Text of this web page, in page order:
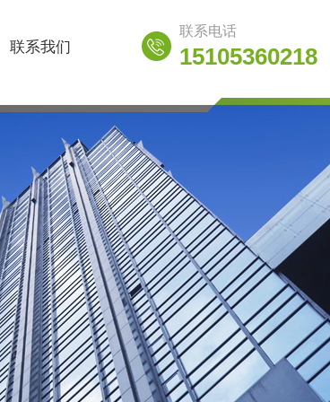
联系我们
联系电话
15105360218